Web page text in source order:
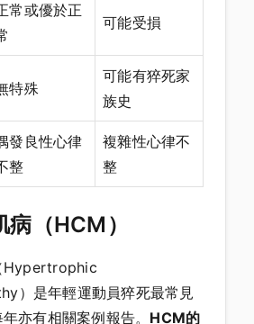
常或優於正
可能受損
特殊
可能有猝死家
族史
發良性心律
整
複雜性心律不
整
（HCM）
Hypertrophic
）是年輕運動員猝死最常見
亦有相關案例報告。 HCM的